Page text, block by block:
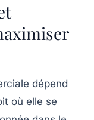
dépend
où elle se